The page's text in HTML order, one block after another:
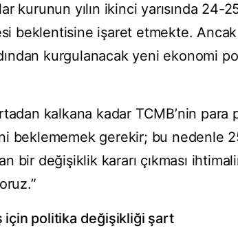
kurunun yılın ikinci yarısında 24-
beklentisine işaret etmekte.
kurgulanacak yeni ekonomi
kalkana kadar TCMB’nin para
beklememek gerekir; bu nedenle
bir değişiklik kararı çıkması
için politika değişikliği şart